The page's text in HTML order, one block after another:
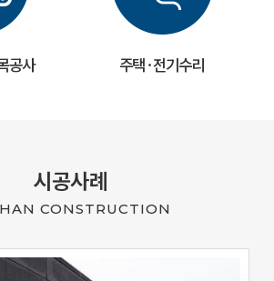
공사 주택 · 전기수리
시공사례
CONSTRUCTION